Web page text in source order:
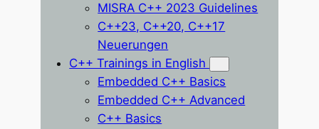
MISRA C++ 2023 Guidelines
C++23, C++20, C++17
Neuerungen
C++ Trainings in English
Embedded C++ Basics
Embedded C++ Advanced
C++ Basics